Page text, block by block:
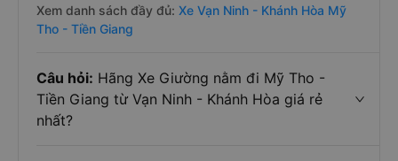
Xem danh sách đầy đủ: Xe Vạn Ninh - Khánh Hòa Mỹ
Tho - Tiền Giang
Câu hỏi: Hãng Xe Giường nằm đi Mỹ Tho -
Tiền Giang từ Vạn Ninh - Khánh Hòa giá rẻ
nhất?